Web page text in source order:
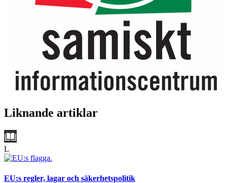
Liknande artiklar
L
EU:s regler, lagar och säkerhetspolitik